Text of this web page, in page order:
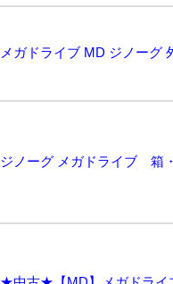
ジノーグ メガドライブ 箱